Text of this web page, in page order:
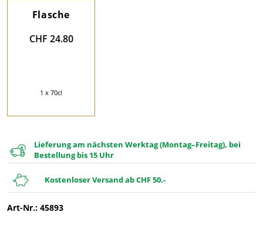
Flasche
CHF 24.80
1 x 70cl
Lieferung am nächsten Werktag (Montag–Freitag), bei
Bestellung bis 15 Uhr
Kostenloser Versand ab CHF 50.-
Art-Nr.: 45893